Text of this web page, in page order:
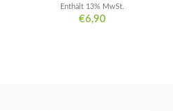
€6,90
Enthält 13% MwSt.